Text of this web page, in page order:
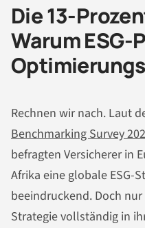
Die 13-
Warum
Rechnen wir nach. Laut
Benchmarking Survey
befragten Versicherer in
Afrika eine globale ESG-
beeindruckend. Doch
Strategie vollständig in